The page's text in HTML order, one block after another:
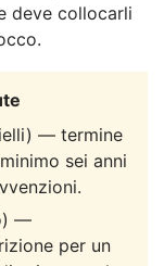
deve collocarli
— termine
sei anni
—
per un